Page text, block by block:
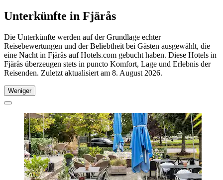
Unterkünfte in Fjärås
Die Unterkünfte werden auf der Grundlage echter
Reisebewertungen und der Beliebtheit bei Gästen ausgewählt, die
eine Nacht in Fjärås auf Hotels.com gebucht haben. Diese Hotels in
Fjärås überzeugen stets in puncto Komfort, Lage und Erlebnis der
Reisenden. Zuletzt aktualisiert am 8. August 2026.
Weniger